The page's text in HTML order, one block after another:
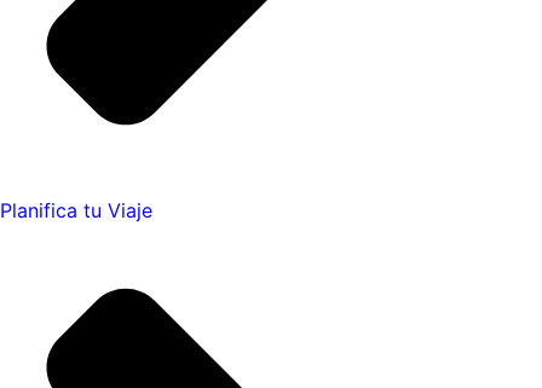
Planifica tu Viaje